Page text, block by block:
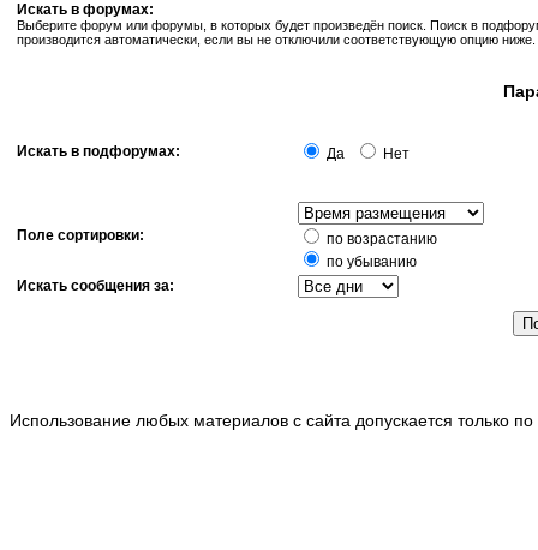
Искать в форумах:
Выберите форум или форумы, в которых будет произведён поиск. Поиск в
производится автоматически, если вы не отключили соответствующую опцию ниже.
Искать в подфорумах: Да Нет
Поле сортировки:
по возрастанию
по убыванию
Искать сообщения за:
Использование любых материалов с сайта допускается только